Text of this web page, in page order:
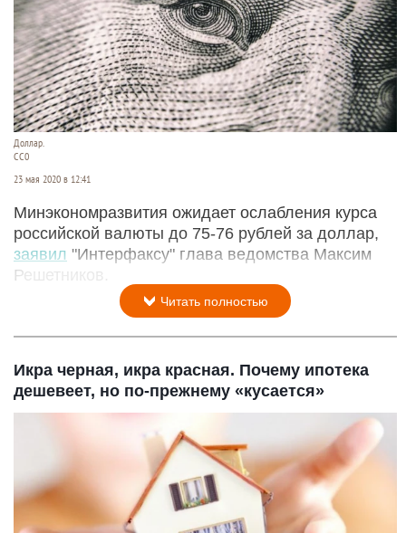
Доллар.
СС0
23 мая 2020 в 12:41
Минэкономразвития ожидает ослабления курса
российской валюты до 75-76 рублей за доллар,
заявил "Интерфаксу" глава ведомства Максим
Решетников.
Читать полностью
Икра черная, икра красная. Почему ипотека
дешевеет, но по-прежнему «кусается»